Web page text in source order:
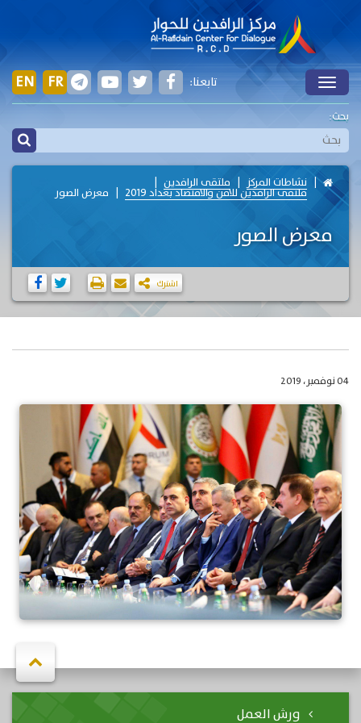
Toggle
EN FR تابعنا:
بحث:
نشاطات المركز ملتقى الرافدين
ملتقى الرافدين للامن والاقتصاد بغداد 2019 معرض الصور
معرض الصور
اشترك
04 نوفمبر، 2019
ورش العمل